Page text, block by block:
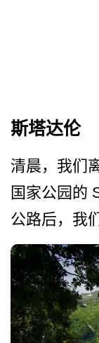
斯塔达伦
清晨，我们
国家公园的
公路后­，我